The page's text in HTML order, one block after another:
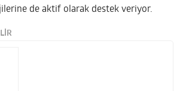
de aktif olarak destek veriyor.